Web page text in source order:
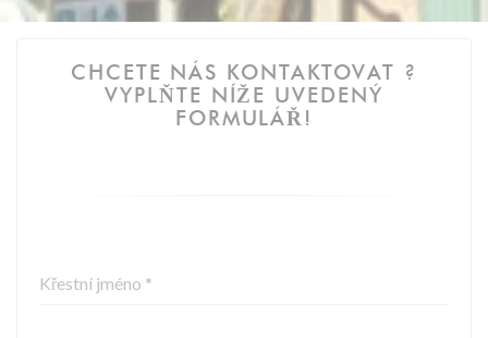
CHCETE NÁS KONTAKTOVAT ?
VYPLŇTE NÍŽE UVEDENÝ
FORMULÁŘ!